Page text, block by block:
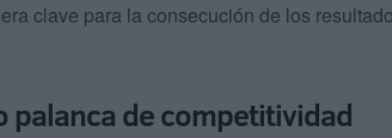
clave para la consecución de los
de competitividad